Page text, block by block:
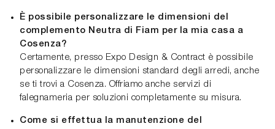
È possibile personalizzare le dimensioni del
complemento Neutra di Fiam per la mia casa a
Cosenza?
Certamente, presso Expo Design & Contract è possibile
personalizzare le dimensioni standard degli arredi, anche
se ti trovi a Cosenza. Offriamo anche servizi di
falegnameria per soluzioni completamente su misura.
Come si effettua la manutenzione del